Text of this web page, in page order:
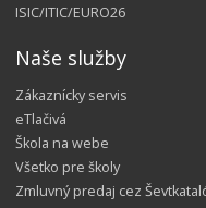
ISIC/ITIC/EURO26
Naše služby
Zákaznícky servis
eTlačivá
Škola na webe
Všetko pre školy
Zmluvný predaj cez